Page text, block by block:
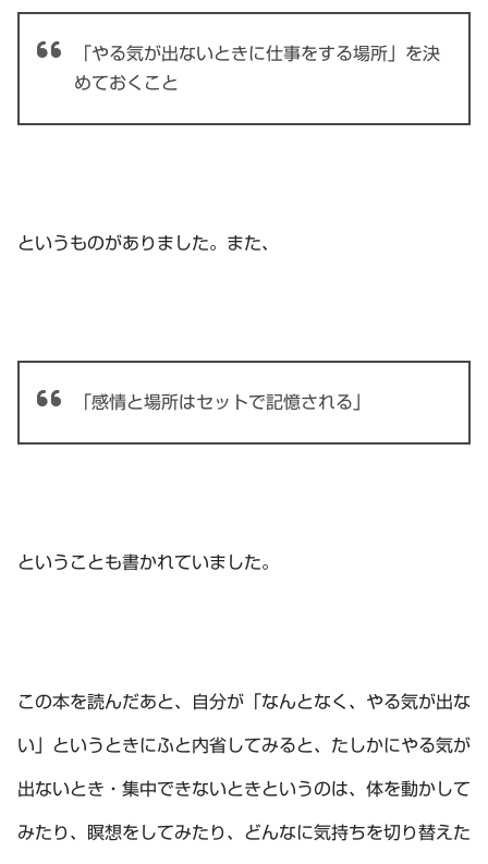
「やる気が出ないときに仕事をする場所」を決
めておくこと
というものがありました。また、
「感情と場所はセットで記憶される」
ということも書かれていました。
この本を読んだあと、自分が「なんとなく、やる気が出な
い」というときにふと内省してみると、たしかにやる気が
出ないとき・集中できないときというのは、体を動かして
みたり、瞑想をしてみたり、どんなに気持ちを切り替えた